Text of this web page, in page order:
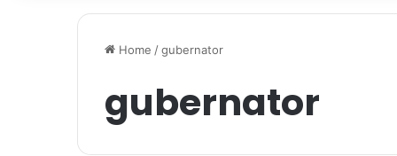
Home /gubernator
gubernator